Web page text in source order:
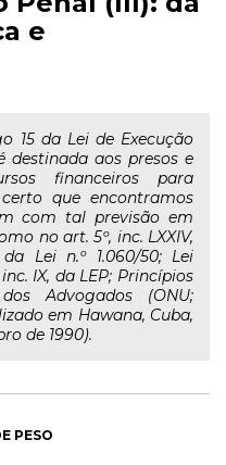
e
15 da Lei de Execução
destinada aos presos e
financeiros para
que encontramos
com tal previsão em
no art. 5º, inc. LXXIV,
Lei n.º 1.060/50; Lei
IX, da LEP; Princípios
Advogados (ONU;
em Hawana, Cuba,
de 1990).
PESO